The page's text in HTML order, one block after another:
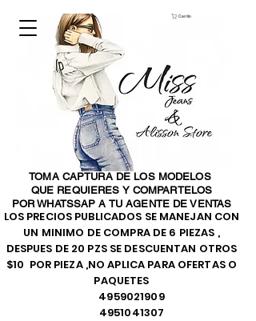
LOS PRECIOS PUBLICADOS SE MANEJAN CON
UN MINIMO DE COMPRA DE 6 PIEZAS ,
DESPUES DE 20 PZS SE DESCUENTAN OTROS
$10 POR PIEZA ,NO APLICA PARA OFERTAS O
PAQUETES
4959021909
4951041307
TOMA CAPTURA DE LOS MODELOS
QUE REQUIERES Y COMPARTELOS
POR WHATSSAP A TU AGENTE DE VENTAS
Carrito